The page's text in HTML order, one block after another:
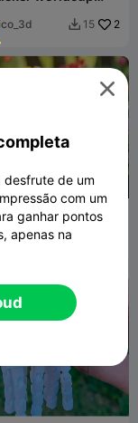
 15 2
Yorkshire Terrier
Articulado

desfrute de um
com um
ganhar pontos
apenas na